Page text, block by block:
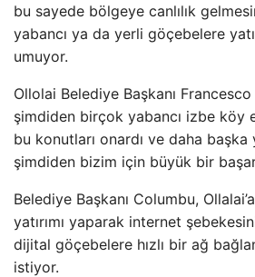
bu sayede bölgeye canlılık
yabancı ya da yerli göçebelere
umuyor.
Ollolai Belediye Başkanı
şimdiden birçok yabancı izbe köy
bu konutları onardı ve daha başka
şimdiden bizim için büyük bir
Belediye Başkanı Columbu,
yatırımı yaparak internet
dijital göçebelere hızlı bir ağ
istiyor.